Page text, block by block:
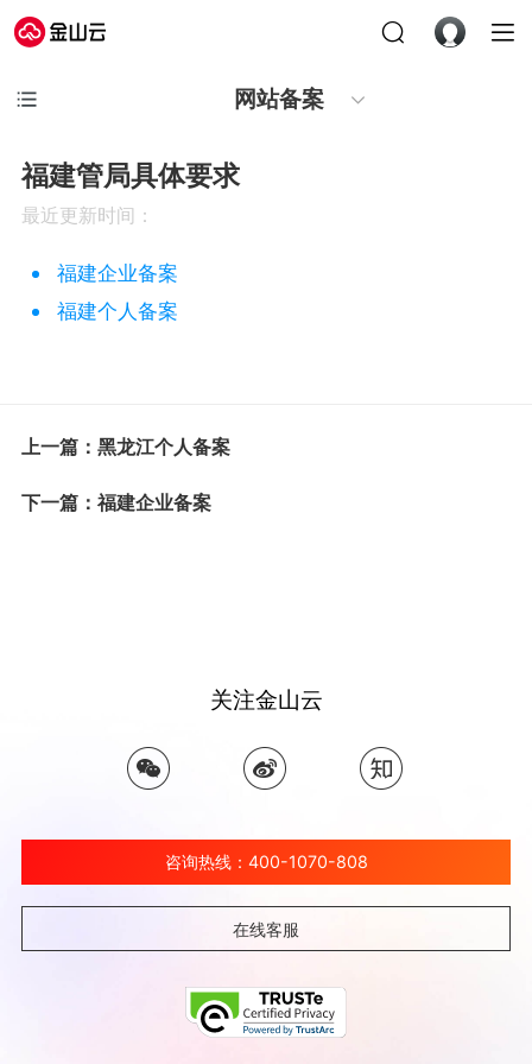
网站备案
福建管局具体要求
最近更新时间：
福建企业备案
福建个人备案
上一篇：黑龙江个人备案
下一篇：福建企业备案
关注金山云
咨询热线：400-1070-808
在线客服